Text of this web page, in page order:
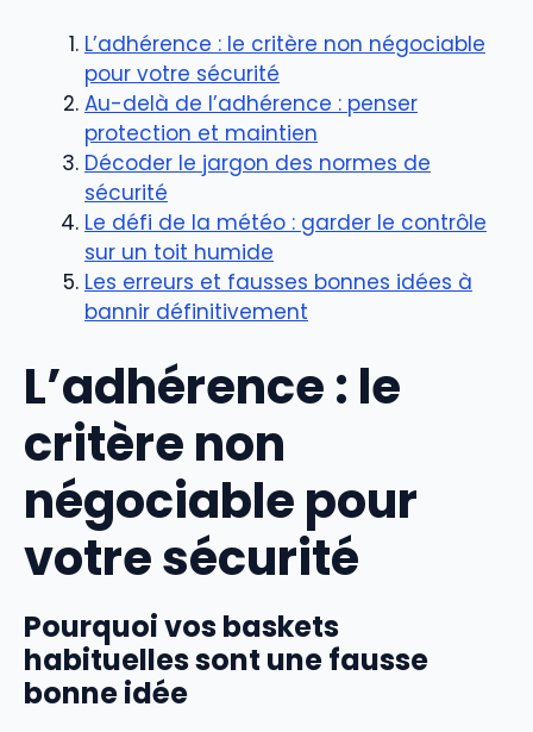
L’adhérence : le critère non négociable
pour votre sécurité
Au-delà de l’adhérence : penser
protection et maintien
Décoder le jargon des normes de
sécurité
Le défi de la météo : garder le contrôle
sur un toit humide
Les erreurs et fausses bonnes idées à
bannir définitivement
L’adhérence : le
critère non
négociable pour
votre sécurité
Pourquoi vos baskets
habituelles sont une fausse
bonne idée